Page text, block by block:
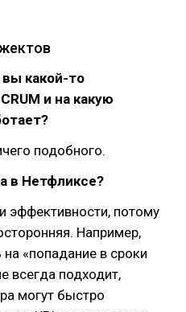
какой-то
и на какую
подобного.
в Нетфликсе?
эффективности, потому
Например,
«попадание в сроки
всегда подходит,
могут быстро